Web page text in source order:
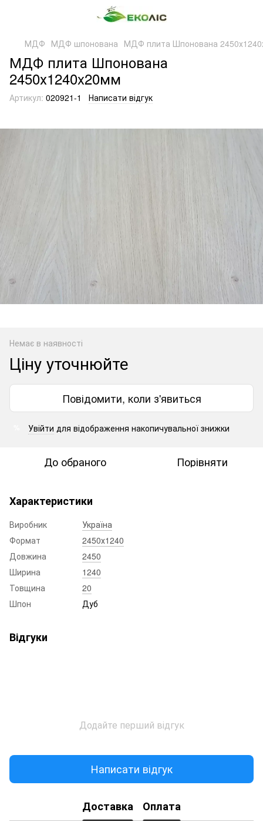
МДФ МДФ шпонована МДФ плита Шпонована
МДФ плита Шпонована
2450х1240x20мм
Артикул: 020921-1 Написати відгук
Немає в наявності
Ціну уточнюйте
Повідомити, коли з'явиться
Увійти для відображення накопичувальної знижки
До обраного Порівняти
Характеристики
Виробник
Україна
Формат
2450х1240
Довжина
2450
Ширина
1240
Товщина
20
Шпон
Дуб
Відгуки
Додайте перший відгук
Написати відгук
Доставка Оплата